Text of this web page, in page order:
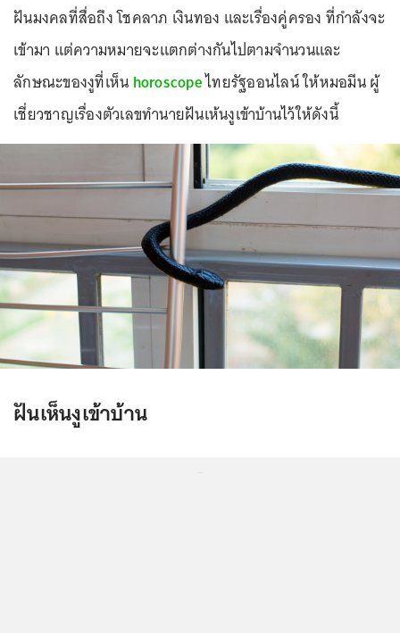
ฝันมงคลที่สื่อถึง โชคลาภ เงินทอง และเรื่องคู่ครอง ที่กำลังจะ
เข้ามา แต่ความหมายจะแตกต่างกันไปตามจำนวนและ
ลักษณะของงูที่เห็น horoscopeไทยรัฐออนไลน์ ให้หมอมีน ผู้
เชี่ยวชาญเรื่องตัวเลขทำนายฝันเห้นงูเข้าบ้านไว้ให้ดังนี้
ฝันเห็นงูเข้าบ้าน